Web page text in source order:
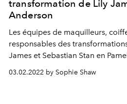
transformation de Lily
Anderson
Les équipes de maquilleurs,
responsables des
James et Sebastian Stan en
Disney+ révèlent les secrets de
03.02.2022 by Sophie Shaw